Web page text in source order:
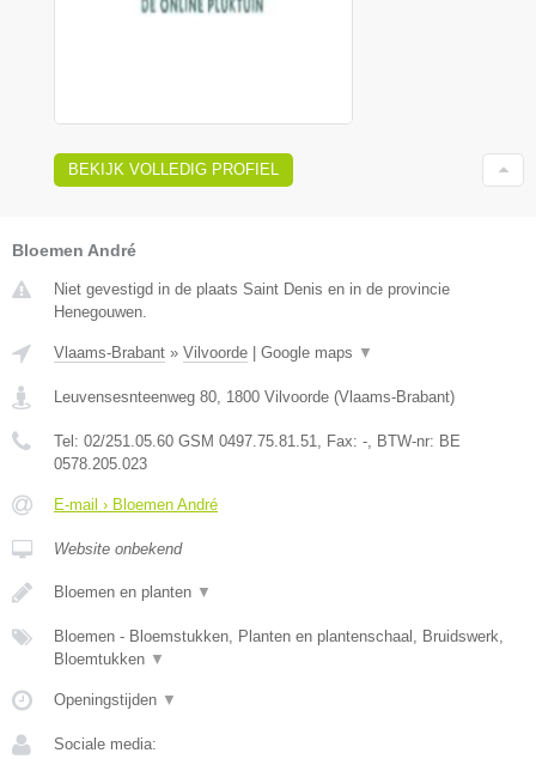
BEKIJK VOLLEDIG PROFIEL
Bloemen André
Niet gevestigd in de plaats Saint Denis en in de provincie
Henegouwen.
Vlaams-Brabant » Vilvoorde Google maps ▼
Leuvensesnteenweg 80, 1800 Vilvoorde (Vlaams-Brabant)
Tel: 02/251.05.60 GSM 0497.75.81.51, Fax: -, BTW-nr: BE
0578.205.023
E-mail › Bloemen André
Website onbekend
Bloemen en planten ▼
Bloemen - Bloemstukken, Planten en plantenschaal, Bruidswerk,
Bloemtukken ▼
Openingstijden ▼
Sociale media: